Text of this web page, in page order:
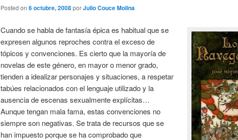
Posted on 6 octubre, 2008porJulio Couce Molina
Cuando se habla de fantasía épica es habitual que se
expresen algunos reproches contra el exceso de
tópicos y convenciones. Es cierto que la mayoría de
novelas de este género, en mayor o menor grado,
tienden a idealizar personajes y situaciones, a respetar
tabúes relacionados con el lenguaje utilizado y la
ausencia de escenas sexualmente explícitas…
Aunque tengan mala fama, estas convenciones no
siempre son negativas. Se trata de recursos que se
han impuesto porque se ha comprobado que